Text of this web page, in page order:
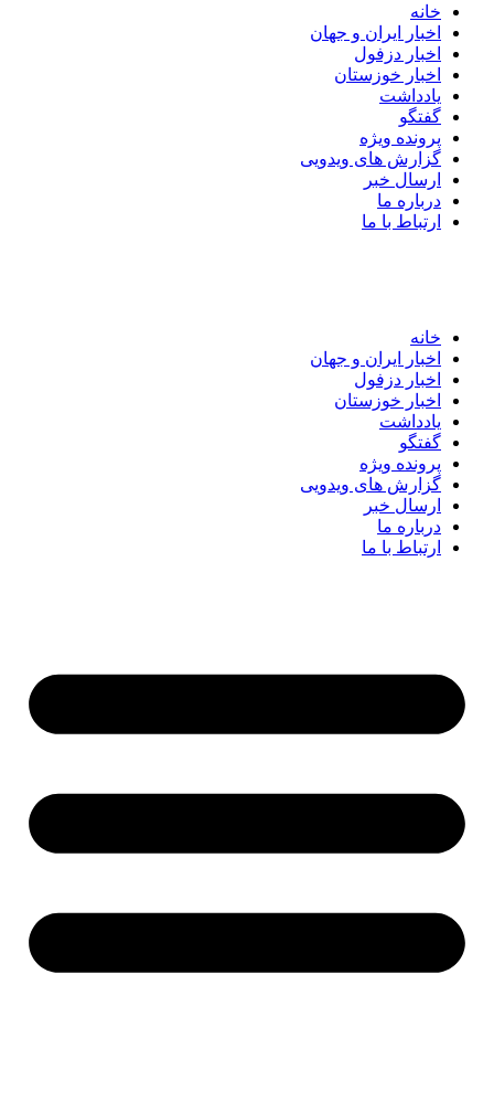
خانه
اخبار ایران و جهان
اخبار دزفول
اخبار خوزستان
یادداشت
گفتگو
پرونده ویژه
گزارش های ویدویی
ارسال خبر
درباره ما
ارتباط با ما
خانه
اخبار ایران و جهان
اخبار دزفول
اخبار خوزستان
یادداشت
گفتگو
پرونده ویژه
گزارش های ویدویی
ارسال خبر
درباره ما
ارتباط با ما